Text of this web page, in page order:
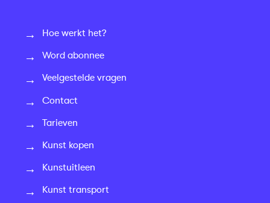
Hoe werkt het?
Word abonnee
Veelgestelde vragen
Contact
Tarieven
Kunst kopen
Kunstuitleen
Kunst transport